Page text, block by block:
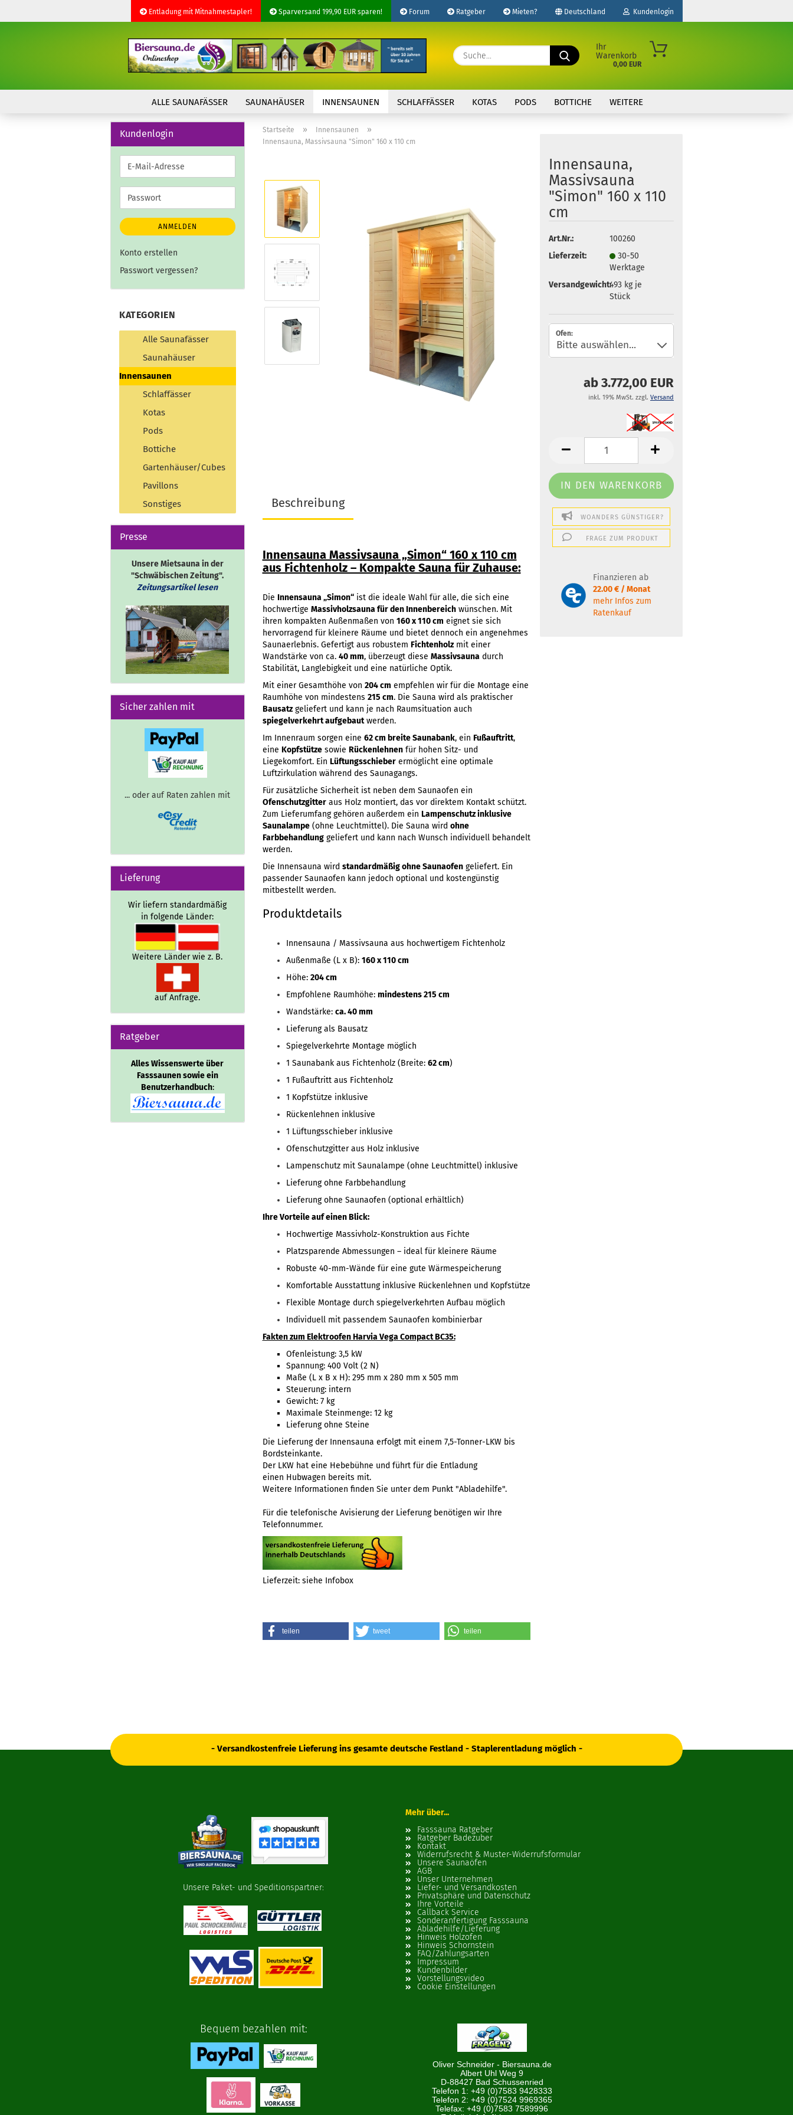
Entladung mit Mitnahmestapler! Sparversand 199,90 EUR sparen! Forum Ratgeber Mieten? Deutschland Kundenlogin
Passwort
Konto erstellen
Passwort vergessen?
Suche...
für Gartensaunen
Ihr
Warenkorb
0,00 EUR
ALLE SAUNAFÄSSER SAUNAHÄUSER INNENSAUNEN SCHLAFFÄSSER KOTAS PODS BOTTICHE WEITERE
Startseite » Innensaunen »
Innensauna, Massivsauna "Simon" 160 x 110 cm
Innensauna,
Massivsauna
"Simon" 160 x 110
cm
Art.Nr.:
100260
Lieferzeit:
30-50
Werktage
Versandgewicht:493 kg je
Stück
Ofen:
ab 3.772,00 EUR
inkl. 19% MwSt. zzgl. Versand
WOANDERS GÜNSTIGER?
FRAGE ZUM PRODUKT
Finanzieren ab
22.00 € / Monat
mehr Infos zum
Ratenkauf
Beschreibung
Innensauna Massivsauna „Simon“ 160 x 110 cm
aus Fichtenholz – Kompakte Sauna für Zuhause:
Die Innensauna „Simon“ist die ideale Wahl für alle, die sich eine
hochwertige Massivholzsauna für den Innenbereichwünschen. Mit
ihren kompakten Außenmaßen von 160 x 110 cm eignet sie sich
hervorragend für kleinere Räume und bietet dennoch ein angenehmes
Saunaerlebnis. Gefertigt aus robustem Fichtenholzmit einer
Wandstärke von ca. 40 mm, überzeugt diese Massivsaunadurch
Stabilität, Langlebigkeit und eine natürliche Optik.
Mit einer Gesamthöhe von 204 cm empfehlen wir für die Montage eine
Raumhöhe von mindestens 215 cm. Die Sauna wird als praktischer
Bausatzgeliefert und kann je nach Raumsituation auch
spiegelverkehrt aufgebautwerden.
Im Innenraum sorgen eine 62 cm breite Saunabank, ein Fußauftritt,
eine Kopfstützesowie Rückenlehnenfür hohen Sitz- und
Liegekomfort. Ein Lüftungsschieberermöglicht eine optimale
Luftzirkulation während des Saunagangs.
Für zusätzliche Sicherheit ist neben dem Saunaofen ein
Ofenschutzgitteraus Holz montiert, das vor direktem Kontakt schützt.
Zum Lieferumfang gehören außerdem ein Lampenschutz inklusive
Saunalampe(ohne Leuchtmittel). Die Sauna wird ohne
Farbbehandlunggeliefert und kann nach Wunsch individuell behandelt
werden.
Die Innensauna wird standardmäßig ohne Saunaofengeliefert. Ein
passender Saunaofen kann jedoch optional und kostengünstig
mitbestellt werden.
Produktdetails
Innensauna / Massivsauna aus hochwertigem Fichtenholz
Außenmaße (L x B): 160 x 110 cm
Höhe: 204 cm
Empfohlene Raumhöhe: mindestens 215 cm
Wandstärke: ca. 40 mm
Lieferung als Bausatz
Spiegelverkehrte Montage möglich
1 Saunabank aus Fichtenholz (Breite: 62 cm)
1 Fußauftritt aus Fichtenholz
1 Kopfstütze inklusive
Rückenlehnen inklusive
1 Lüftungsschieber inklusive
Ofenschutzgitter aus Holz inklusive
Lampenschutz mit Saunalampe (ohne Leuchtmittel) inklusive
Lieferung ohne Farbbehandlung
Lieferung ohne Saunaofen (optional erhältlich)
Ihre Vorteile auf einen Blick:
Hochwertige Massivholz-Konstruktion aus Fichte
Platzsparende Abmessungen – ideal für kleinere Räume
Robuste 40-mm-Wände für eine gute Wärmespeicherung
Komfortable Ausstattung inklusive Rückenlehnen und Kopfstütze
Flexible Montage durch spiegelverkehrten Aufbau möglich
Individuell mit passendem Saunaofen kombinierbar
Fakten zum Elektroofen Harvia Vega Compact BC35:
Ofenleistung: 3,5 kW
Spannung: 400 Volt (2 N)
Maße (L x B x H): 295 mm x 280 mm x 505 mm
Steuerung: intern
Gewicht: 7 kg
Maximale Steinmenge: 12 kg
Lieferung ohne Steine
Die Lieferung der Innensauna erfolgt mit einem 7,5-Tonner-LKW bis
Bordsteinkante.
Der LKW hat eine Hebebühne und führt für die Entladung
einen Hubwagen bereits mit.
Weitere Informationen finden Sie unter dem Punkt "Abladehilfe".
Für die telefonische Avisierung der Lieferung benötigen wir Ihre
Telefonnummer.
Lieferzeit: siehe Infobox
teilen tweet teilen
Kundenlogin
E-
Mail-
Adresse
Passwort
ANMELDEN
Konto erstellen
Passwort vergessen?
KATEGORIEN
Alle Saunafässer
Saunahäuser
Innensaunen
Schlaffässer
Kotas
Pods
Bottiche
Gartenhäuser/Cubes
Pavillons
Sonstiges
Presse
Unsere Mietsauna in der
"Schwäbischen Zeitung".
Zeitungsartikel lesen
Sicher zahlen mit
... oder auf Raten zahlen mit
Lieferung
Wir liefern standardmäßig
in folgende Länder:
Weitere Länder wie z. B.
auf Anfrage.
Ratgeber
Alles Wissenswerte über
Fasssaunen sowie ein
Benutzerhandbuch:
- Versandkostenfreie Lieferung ins gesamte deutsche Festland - Staplerentladung möglich -
Unsere Paket- und Speditionspartner:
Mehr über...
Fasssauna Ratgeber
Ratgeber Badezuber
Kontakt
Widerrufsrecht & Muster-Widerrufsformular
Unsere Saunaöfen
AGB
Unser Unternehmen
Liefer- und Versandkosten
Privatsphäre und Datenschutz
Ihre Vorteile
Callback Service
Sonderanfertigung Fasssauna
Abladehilfe/Lieferung
Hinweis Holzofen
Hinweis Schornstein
FAQ/Zahlungsarten
Impressum
Kundenbilder
Vorstellungsvideo
Cookie Einstellungen
Bequem bezahlen mit:
Oliver Schneider - Biersauna.de
Albert Uhl Weg 9
D-88427 Bad Schussenried
Telefon 1: +49 (0)7583 9428333
Telefon 2: +49 (0)7524 9969365
Telefax: +49 (0)7583 7589996